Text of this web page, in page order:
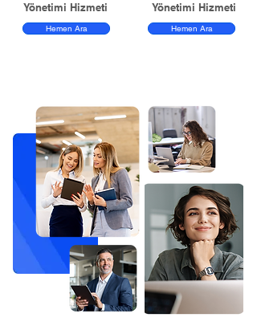
Yönetimi Hizmeti
Hemen Ara
Yönetimi Hizmeti
Hemen Ara